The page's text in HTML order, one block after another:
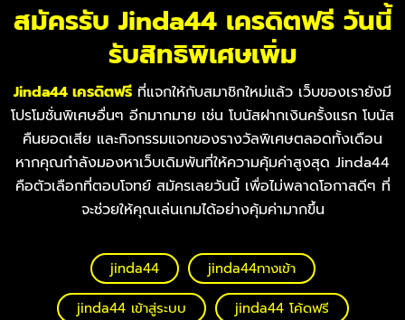
สมัครรับ Jinda44 เครดิตฟรี วันนี้
รับสิทธิพิเศษเพิ่ม
Jinda44 เครดิตฟรี ที่แจกให้กับสมาชิกใหม่แล้ว เว็บของเรายังมี
โปรโมชั่นพิเศษอื่นๆ อีกมากมาย เช่น โบนัสฝากเงินครั้งแรก โบนัส
คืนยอดเสีย และกิจกรรมแจกของรางวัลพิเศษตลอดทั้งเดือน
หากคุณกำลังมองหาเว็บเดิมพันที่ให้ความคุ้มค่าสูงสุด Jinda44
คือตัวเลือกที่ตอบโจทย์ สมัครเลยวันนี้ เพื่อไม่พลาดโอกาสดีๆ ที่
จะช่วยให้คุณเล่นเกมได้อย่างคุ้มค่ามากขึ้น
jinda44
jinda44ทางเข้า
jinda44 เข้าสู่ระบบ
jinda44 โค้ดฟรี